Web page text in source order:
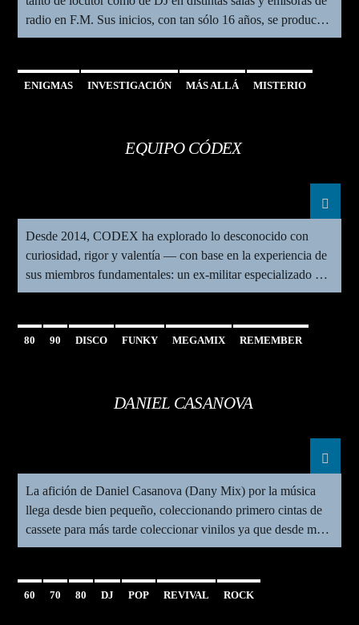
radio en F.M. Sus inicios, con tan sólo 16 años, se producen
en Barcelona en el mundo de la radio en emisoras como
del Prat del […]
ENIGMAS INVESTIGACIÓN MÁS ALLÁ MISTERIO
EQUIPO CÓDEX
Desde 2014, CODEX ha explorado lo desconocido con
curiosidad, rigor y valentía — con base en la experiencia de
sus miembros fundamentales: un ex-militar especializado en
operaciones de campo, un escritor/divulgador, y un auténtico
80 90 DISCO FUNKY MEGAMIX REMEMBER
DANIEL CASANOVA
La afición de Daniel Casanova (Dany Mix) por la música
llega desde bien pequeño, coleccionando primero cintas de
cassete para más tarde coleccionar vinilos ya que desde muy
joven disfrutaba viendo vídeos musicales en TV en
grabado que recibe es el MAX MIX 2 de Mike […]
60 70 80 DJ POP REVIVAL ROCK